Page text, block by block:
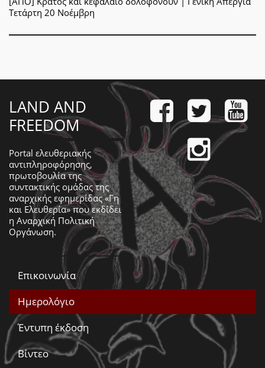
Τετάρτη 20 Νοέμβρη
LAND AND
FREEDOM
Portal ελευθεριακής
αντιπληροφόρησης,
πρωτοβουλία της
συντακτικής ομάδας της
αναρχικής εφημερίδας «Γη
και Ελευθερία» που εκδίδει
η Αναρχική Πολιτική
Οργάνωση.
Επικοινωνία
Ημερολόγιο
Έντυπη έκδοση
Βίντεο